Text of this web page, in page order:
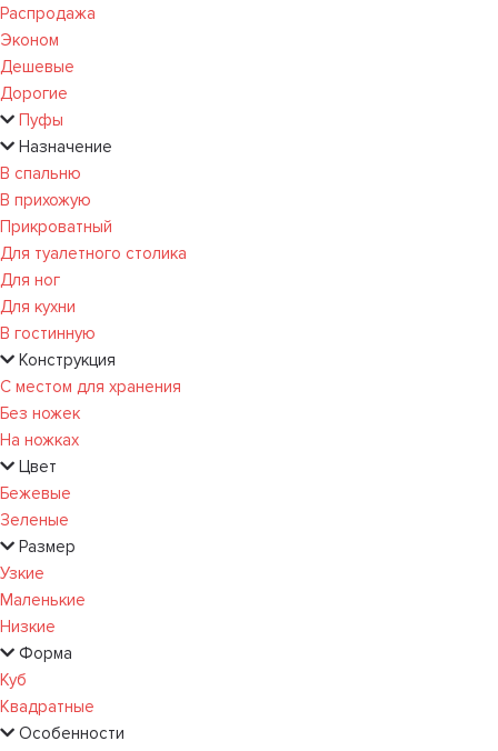
Распродажа
Эконом
Дешевые
Дорогие
Пуфы
Назначение
В спальню
В прихожую
Прикроватный
Для туалетного столика
Для ног
Для кухни
В гостинную
Конструкция
С местом для хранения
Без ножек
На ножках
Цвет
Бежевые
Зеленые
Размер
Узкие
Маленькие
Низкие
Форма
Куб
Квадратные
Особенности